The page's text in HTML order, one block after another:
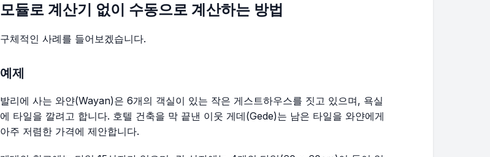
모듈로 계산기 없이 수동으로 계산하는 방법
구체적인 사례를 들어보겠습니다.
예제
발리에 사는 와얀(Wayan)은 6개의 객실이 있는 작은 게스트하우스를 짓고 있으며, 욕실
에 타일을 깔려고 합니다. 호텔 건축을 막 끝낸 이웃 게데(Gede)는 남은 타일을 와얀에게
아주 저렴한 가격에 제안합니다.